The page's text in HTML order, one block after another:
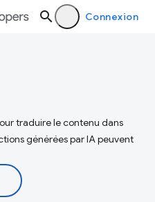
Connexion
traduire le contenu dans
générées par IA peuvent